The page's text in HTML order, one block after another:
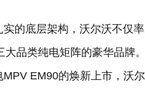
实的底层架构，沃尔沃不仅
大品类纯电矩阵的豪华品牌
MPV EM90的焕新上市，沃